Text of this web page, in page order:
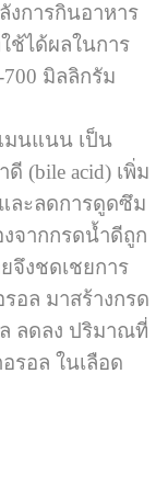
งการกินอาหาร
ช้ได้ผลในการ
มิลลิกรัม
มนแนน เป็น
(bile acid) เพิ่ม
ละลดการดูดซึม
งจากกรดน้ำดีถูก
จึงชดเชยการ
อล มาสร้างกรด
ลดลง ปริมาณที่
รอล ในเลือด